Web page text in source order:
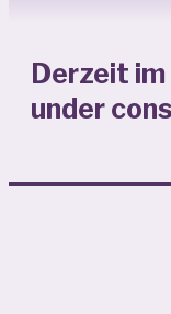
Derzeit
under